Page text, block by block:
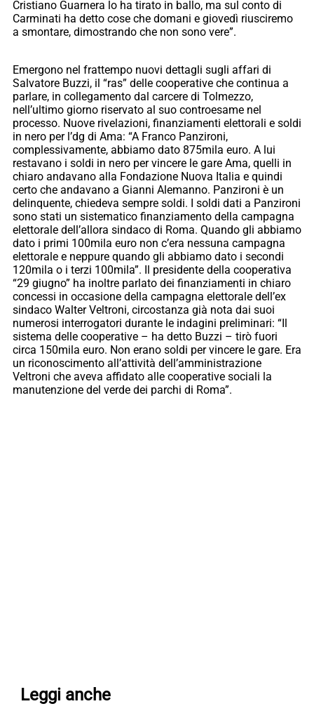
Cristiano Guarnera lo ha tirato in ballo, ma sul conto di
Carminati ha detto cose che domani e giovedì riusciremo
a smontare, dimostrando che non sono vere”.
Emergono nel frattempo nuovi dettagli sugli affari di
Salvatore Buzzi, il “ras” delle cooperative che continua a
parlare, in collegamento dal carcere di Tolmezzo,
nell’ultimo giorno riservato al suo controesame nel
processo. Nuove rivelazioni, finanziamenti elettorali e soldi
in nero per l’dg di Ama: “A Franco Panzironi,
complessivamente, abbiamo dato 875mila euro. A lui
restavano i soldi in nero per vincere le gare Ama, quelli in
chiaro andavano alla Fondazione Nuova Italia e quindi
certo che andavano a Gianni Alemanno. Panzironi è un
delinquente, chiedeva sempre soldi. I soldi dati a Panzironi
sono stati un sistematico finanziamento della campagna
elettorale dell’allora sindaco di Roma. Quando gli abbiamo
dato i primi 100mila euro non c’era nessuna campagna
elettorale e neppure quando gli abbiamo dato i secondi
120mila o i terzi 100mila”. Il presidente della cooperativa
“29 giugno” ha inoltre parlato dei finanziamenti in chiaro
concessi in occasione della campagna elettorale dell’ex
sindaco Walter Veltroni, circostanza già nota dai suoi
numerosi interrogatori durante le indagini preliminari: “Il
sistema delle cooperative – ha detto Buzzi – tirò fuori
circa 150mila euro. Non erano soldi per vincere le gare. Era
un riconoscimento all’attività dell’amministrazione
Veltroni che aveva affidato alle cooperative sociali la
manutenzione del verde dei parchi di Roma”.
Leggi anche